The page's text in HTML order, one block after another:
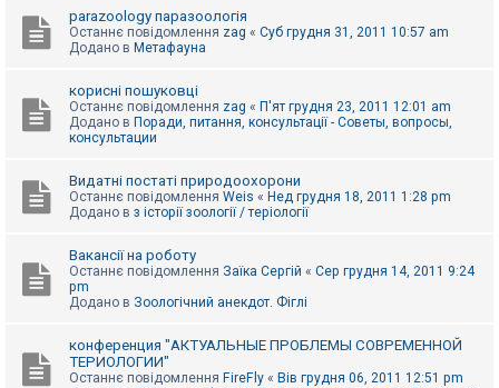
parazoology паразоологія
Останнє повідомлення zag « Суб грудня 31, 2011 10:57 am
Додано в Метафауна
корисні пошуковці
Останнє повідомлення zag « П'ят грудня 23, 2011 12:01 am
Додано в Поради, питання, консультації - Советы, вопросы,
консультации
Видатні постаті природоохорони
Останнє повідомлення Weis « Нед грудня 18, 2011 1:28 pm
Додано в з історії зоології / теріології
Вакансії на роботу
Останнє повідомлення Заїка Сергій « Сер грудня 14, 2011 9:24
pm
Додано в Зоологічний анекдот. Фіглі
конференция "АКТУАЛЬНЫЕ ПРОБЛЕМЫ СОВРЕМЕННОЙ
ТЕРИОЛОГИИ"
Останнє повідомлення FireFly « Вів грудня 06, 2011 12:51 pm